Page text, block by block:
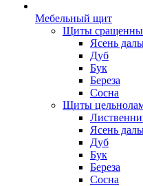
Мебельный щит
Щиты
Ясень
Дуб
Бук
Береза
Сосна
Щиты
Ясень
Дуб
Бук
Береза
Сосна